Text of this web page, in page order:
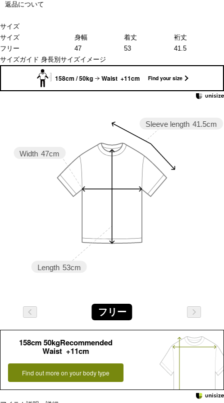
返品について
サイズ
サイズ
身幅 着丈
裄丈
フリー
47 53
41.5
サイズガイド 身長別サイズイメージ
158cm / 50kg Waist +11cm Find your size
Sleeve length 41.5cm
Length 53cm
Width 47cm
フリー
158cm 50kgRecommended
Waist +11cm
Find out more on your body type